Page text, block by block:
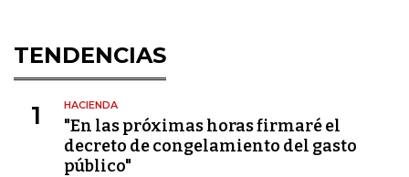
TENDENCIAS
1 HACIENDA
"En las próximas horas firmaré el
decreto de congelamiento del gasto
público"